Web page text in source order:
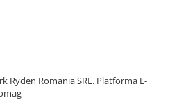
Ryden Romania SRL. Platforma E-